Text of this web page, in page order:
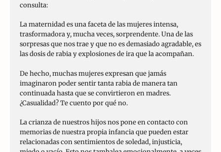
consulta:
La maternidad es una faceta de las mujeres intensa,
trasformadora y, mucha veces, sorprendente. Una de las
sorpresas que nos trae y que no es demasiado agradable, es
las dosis de rabia y explosiones de ira que la acompañan.
De hecho, muchas mujeres expresan que jamás
imaginaron poder sentir tanta rabia de manera tan
continuada hasta que se convirtieron en madres.
¿Casualidad? Te cuento por qué no.
La crianza de nuestros hijos nos pone en contacto con
memorias de nuestra propia infancia que pueden estar
relacionadas con sentimientos de soledad, injusticia,